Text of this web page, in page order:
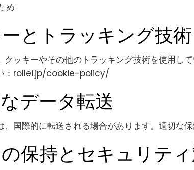
め
とトラッキング技術
クッキーやその他のトラッキング技術を使用し
：rollei.jp/cookie-policy/
データ転送
、国際的に転送される場合があります。適切な保
保持とセキュリテ